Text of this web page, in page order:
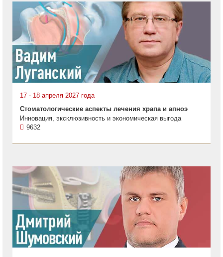
17 - 18 апреля 2027 года
Стоматологические аспекты лечения храпа и апноэ
Инновация, эксклюзивность и экономическая выгода
9632